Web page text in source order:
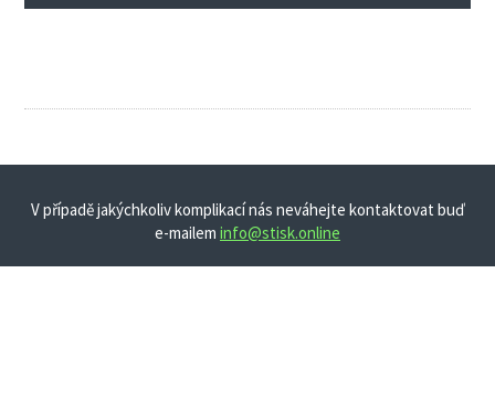
V případě jakýchkoliv komplikací nás neváhejte kontaktovat buď
e-mailem info@stisk.online